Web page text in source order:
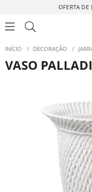
OFERTA DE
INÍCIO / DECORAÇÃO /
VASO